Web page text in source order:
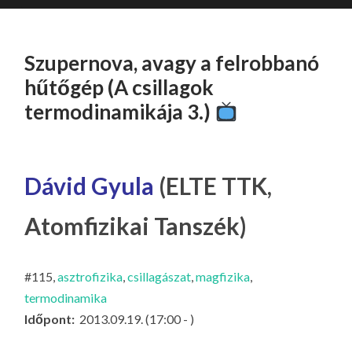
KT
Ó
L
A
IL
LA
G
O
G
Előadássorozat
Természettudományi
Intézetében
TARTALOMHOZ
Szupernova, avagy a felrobbanó
hűtőgép (A csillagok
termodinamikája 3.)
Dávid Gyula (ELTE TTK,
Atomfizikai Tanszék)
#115,asztrofizika,csillagászat,magfizika,
termodinamika
Időpont: 2013.09.19. (17:00 - )